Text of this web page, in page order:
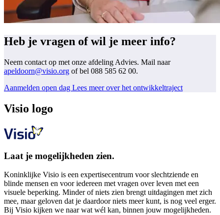
Heb je vragen of wil je meer info?
Neem contact op met onze afdeling Advies. Mail naar
apeldoorn@visio.org of bel 088 585 62 00.
Aanmelden open dag Lees meer over het ontwikkeltraject
Visio logo
Laat je mogelijkheden zien.
Koninklijke Visio is een expertisecentrum voor slechtziende en
blinde mensen en voor iedereen met vragen over leven met een
visuele beperking. Minder of niets zien brengt uitdagingen met zich
mee, maar geloven dat je daardoor niets meer kunt, is nog veel erger.
Bij Visio kijken we naar wat wél kan, binnen jouw mogelijkheden.